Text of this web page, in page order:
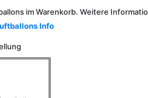
im Warenkorb. Weitere
Info